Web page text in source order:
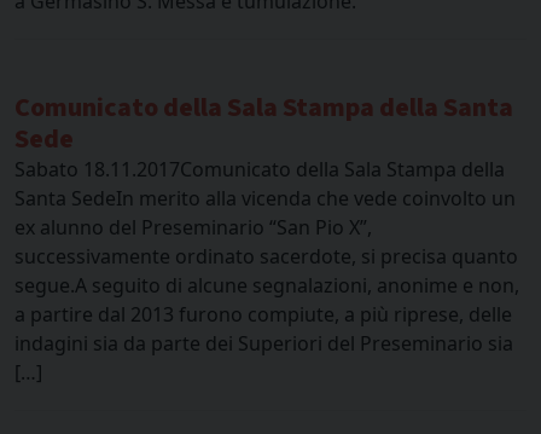
Comunicato della Sala Stampa della Santa
Sede
Sabato 18.11.2017Comunicato della Sala Stampa della
Santa SedeIn merito alla vicenda che vede coinvolto un
ex alunno del Preseminario “San Pio X”,
successivamente ordinato sacerdote, si precisa quanto
segue.A seguito di alcune segnalazioni, anonime e non,
a partire dal 2013 furono compiute, a più riprese, delle
indagini sia da parte dei Superiori del Preseminario sia
[…]